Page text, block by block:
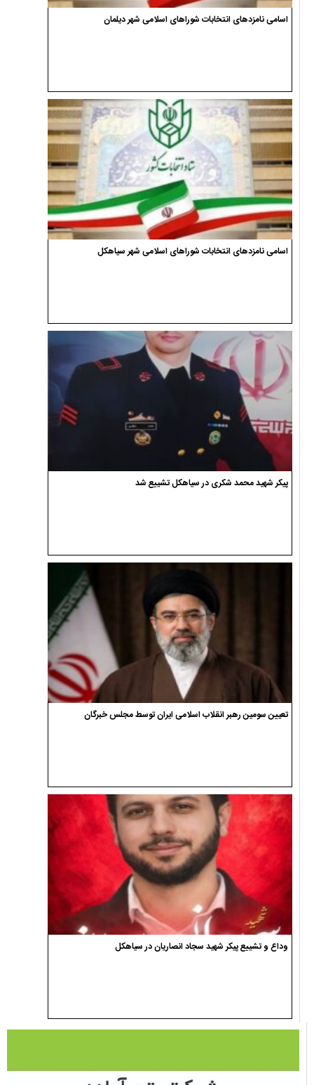
اسامی نامزدهای انتخابات شوراهای اسلامی شهر دیلمان
اسامی نامزدهای انتخابات شوراهای اسلامی شهر سیاهکل
پیکر شهید محمد شکری در سیاهکل تشییع شد
تعیین سومین رهبر انقلاب اسلامی ایران توسط مجلس خبرگان
وداع و تشییع پیکر شهید سجاد انصاریان در سیاهکل